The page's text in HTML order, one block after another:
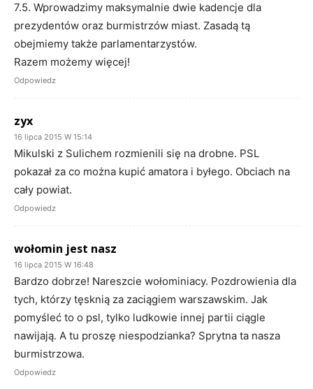
7.5. Wprowadzimy maksymalnie dwie kadencje dla
prezydentów oraz burmistrzów miast. Zasadą tą
obejmiemy także parlamentarzystów.
Razem możemy więcej!
Odpowiedz
zyx
16 lipca 2015 W 15:14
Mikulski z Sulichem rozmienili się na drobne. PSL
pokazał za co można kupić amatora i byłego. Obciach na
cały powiat.
Odpowiedz
wołomin jest nasz
16 lipca 2015 W 16:48
Bardzo dobrze! Nareszcie wołominiacy. Pozdrowienia dla
tych, którzy tęsknią za zaciągiem warszawskim. Jak
pomyśleć to o psl, tylko ludkowie innej partii ciągle
nawijają. A tu proszę niespodzianka? Sprytna ta nasza
burmistrzowa.
Odpowiedz